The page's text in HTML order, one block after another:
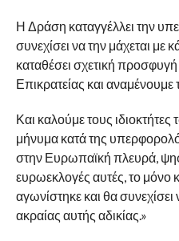
Η Δράση καταγγέλλει την
συνεχίσει να την μάχεται με
καταθέσει σχετική
Επικρατείας και αναμένουμε
Και καλούμε τους
μήνυμα κατά της
στην Ευρωπαϊκή πλευρά,
ευρωεκλογές αυτές, το μόνο
αγωνίστηκε και θα συνεχίσει
ακραίας αυτής αδικίας.»